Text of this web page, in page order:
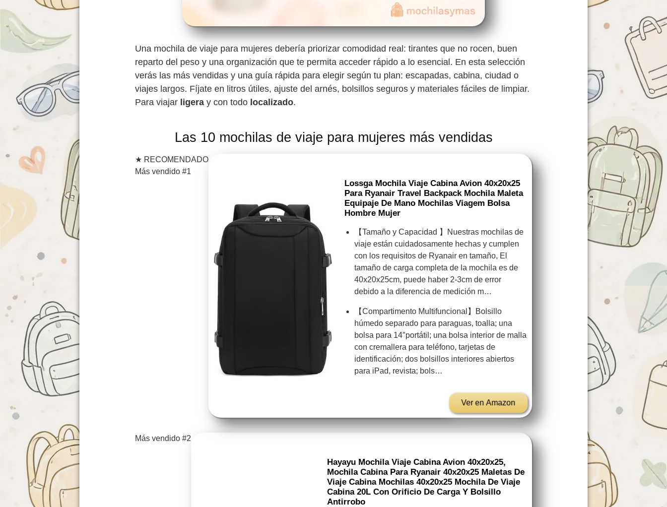
Una mochila de viaje para mujeres debería priorizar comodidad real: tirantes que no rocen, buen
reparto del peso y una organización que te permita acceder rápido a lo esencial. En esta selección
verás las más vendidas y una guía rápida para elegir según tu plan: escapadas, cabina, ciudad o
viajes largos. Fíjate en litros útiles, ajuste del arnés, bolsillos seguros y materiales fáciles de limpiar.
Para viajar ligera y con todo localizado.
Las 10 mochilas de viaje para mujeres más vendidas
★ RECOMENDADO
Más vendido #1
Lossga Mochila Viaje Cabina Avion 40x20x25
Para Ryanair Travel Backpack Mochila Maleta
Equipaje De Mano Mochilas Viagem Bolsa
Hombre Mujer
【Tamaño y Capacidad 】Nuestras mochilas de
viaje están cuidadosamente hechas y cumplen
con los requisitos de Ryanair en tamaño, El
tamaño de carga completa de la mochila es de
40x20x25cm, puede haber 2-3cm de error
debido a la diferencia de medición m…
【Compartimento Multifuncional】Bolsillo
húmedo separado para paraguas, toalla; una
bolsa para 14″portátil; una bolsa interior de malla
con cremallera para teléfono, tarjetas de
identificación; dos bolsillos interiores abiertos
para iPad, revista; bols…
Ver en Amazon
Más vendido #2
Hayayu Mochila Viaje Cabina Avion 40x20x25,
Mochila Cabina Para Ryanair 40x20x25 Maletas De
Viaje Cabina Mochilas 40x20x25 Mochila De Viaje
Cabina 20L Con Orificio De Carga Y Bolsillo
Antirrobo